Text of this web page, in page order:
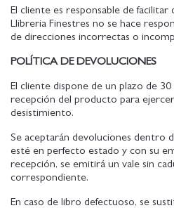
El cliente es responsable de
Llibreria Finestres no se hace
de direcciones incorrectas o
POLÍTICA DE DEVOLUCIONES
El cliente dispone de un plazo de 30
recepción del producto para
desistimiento.
Se aceptarán devoluciones dentro
esté en perfecto estado y con su
recepción, se emitirá un vale sin
correspondiente.
En caso de libro defectuoso, se